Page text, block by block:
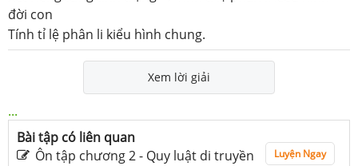
đời con
Tính tỉ lệ phân li kiểu hình chung.
Xem lời giải
...
Bài tập có liên quan
Ôn tập chương 2 - Quy luật di truyền
Luyện Ngay